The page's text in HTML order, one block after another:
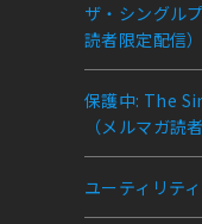
ザ・シングル
読者限定配信）
保護中: The
（メルマガ読
ユーティリテ